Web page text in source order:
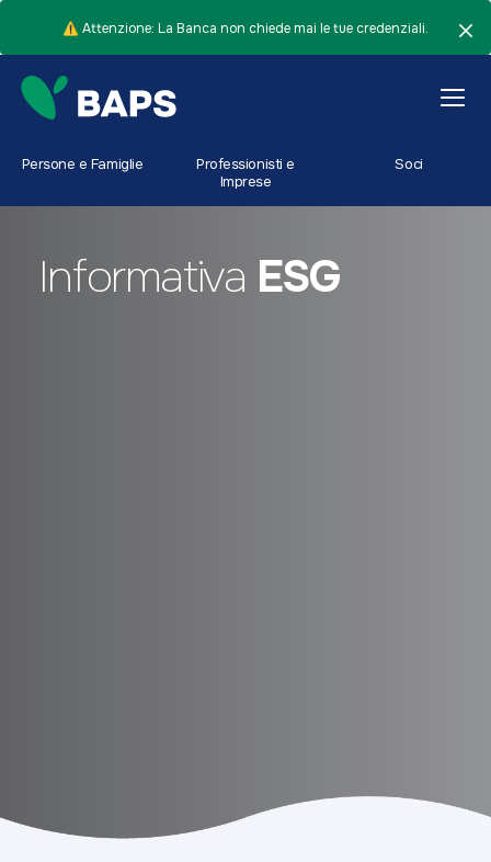
⚠️ Attenzione: La Banca non chiede mai le tue credenziali.
Persone e Famiglie
Professionisti e
Imprese
Soci
Informativa ESG